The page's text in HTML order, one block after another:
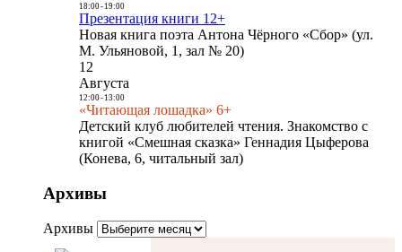
18:00- 19:00
Презентация книги 12+
Новая книга поэта Антона Чёрного «Сбор» (ул.
М. Ульяновой, 1, зал № 20)
12
Августа
12:00- 13:00
«Читающая лошадка» 6+
Детский клуб любителей чтения. Знакомство с
книгой «Смешная сказка» Геннадия Цыферова
(Конева, 6, читальный зал)
Архивы
Архивы